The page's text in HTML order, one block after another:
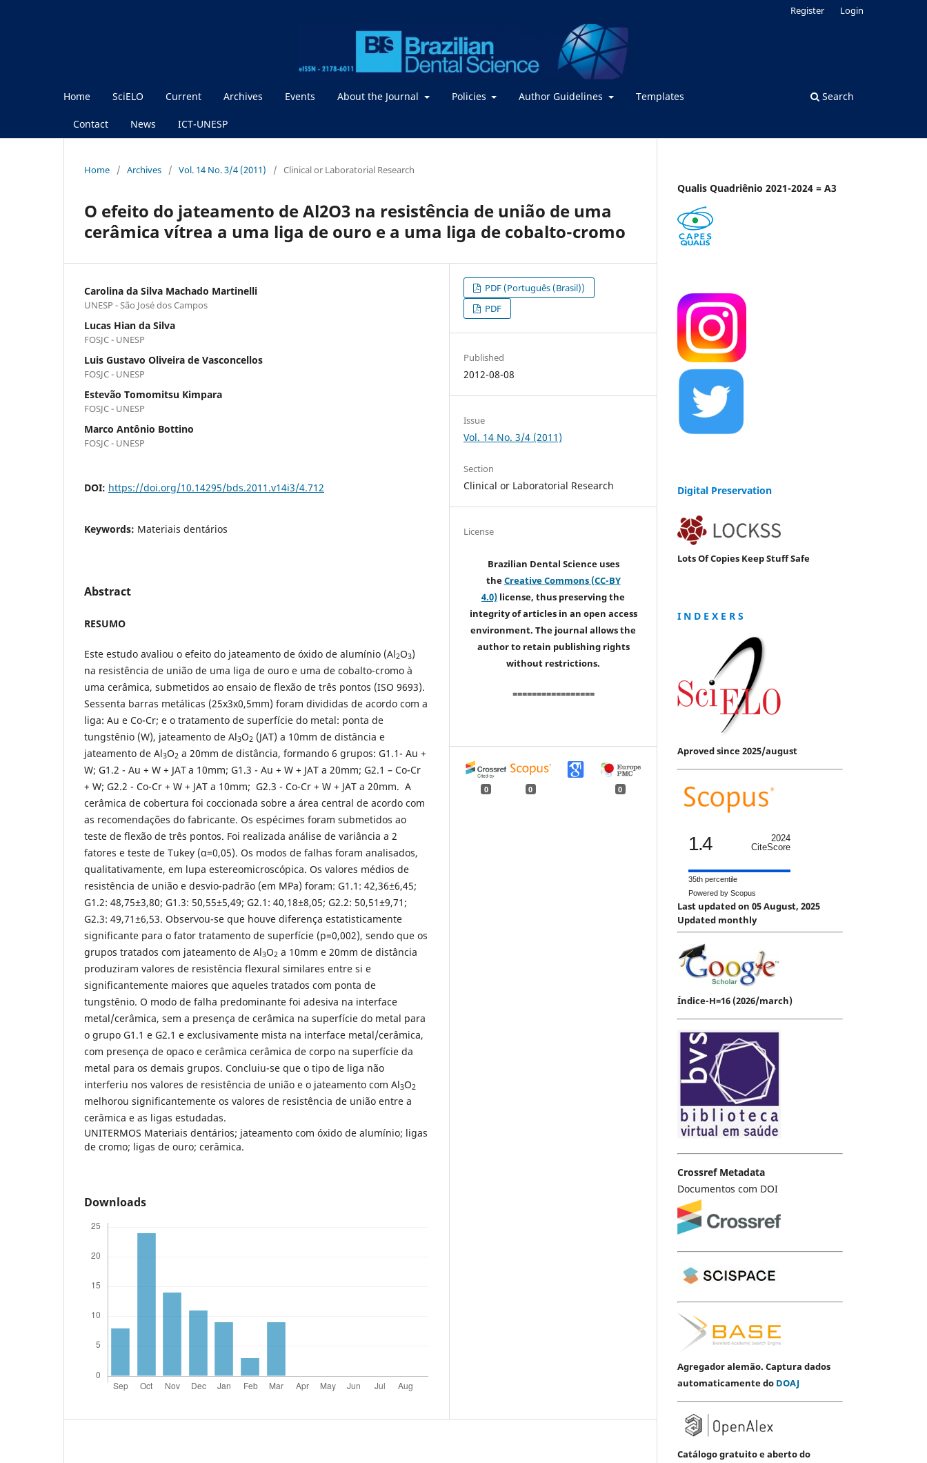
Home SciELO Current Archives Events About the Journal Policies Author Guidelines Templates
Contact News ICT-UNESP
Search
Register Login
Home / Archives / Vol. 14 No. 3/4 (2011) / Clinical or Laboratorial Research
O efeito do jateamento de Al2O3 na resistência de união de uma
cerâmica vítrea a uma liga de ouro e a uma liga de cobalto-cromo
Carolina da Silva Machado Martinelli
UNESP - São José dos Campos
Lucas Hian da Silva
FOSJC - UNESP
Luis Gustavo Oliveira de Vasconcellos
FOSJC - UNESP
Estevão Tomomitsu Kimpara
FOSJC - UNESP
Marco Antônio Bottino
FOSJC - UNESP
DOI: https://doi.org/10.14295/bds.2011.v14i3/4.712
Keywords: Materiais dentários
Abstract
RESUMO
Este estudo avaliou o efeito do jateamento de óxido de alumínio (Al2O3)
na resistência de união de uma liga de ouro e uma de cobalto-cromo à
uma cerâmica, submetidos ao ensaio de flexão de três pontos (ISO 9693).
Sessenta barras metálicas (25x3x0,5mm) foram divididas de acordo com a
liga: Au e Co-Cr; e o tratamento de superfície do metal: ponta de
tungstênio (W), jateamento de Al3O2 (JAT) a 10mm de distância e
jateamento de Al3O2 a 20mm de distância, formando 6 grupos: G1.1- Au +
W; G1.2 - Au + W + JATa 10mm; G1.3 - Au + W + JAT a 20mm; G2.1 – Co-Cr
+ W; G2.2 - Co-Cr + W + JAT a 10mm; G2.3 - Co-Cr + W + JAT a 20mm. A
cerâmica de cobertura foi coccionada sobre a área central de acordo com
as recomendações do fabricante. Os espécimes foram submetidos ao
teste de flexão de três pontos. Foi realizada análise de variância a 2
fatores e teste de Tukey (α=0,05). Os modos de falhas foram analisados,
qualitativamente, em lupa estereomicroscópica. Os valores médios de
resistência de união e desvio-padrão (em MPa) foram: G1.1: 42,36±6,45;
G1.2: 48,75±3,80; G1.3: 50,55±5,49; G2.1: 40,18±8,05; G2.2: 50,51±9,71;
G2.3: 49,71±6,53. Observou-se que houve diferença estatisticamente
significante para o fator tratamento de superfície (p=0,002), sendo que os
grupos tratados com jateamento de Al3O2 a 10mm e 20mm de distância
produziram valores de resistência flexural similares entre si e
significantemente maiores que aqueles tratados com ponta de
tungstênio. O modo de falha predominante foi adesiva na interface
metal/cerâmica, sem a presença de cerâmica na superfície do metal para
o grupo G1.1 e G2.1 e exclusivamente mista na interface metal/cerâmica,
com presença de opaco e cerâmica cerâmica de corpo na superfície da
metal para os demais grupos. Concluiu-se que o tipo de liga não
interferiu nos valores de resistência de união e o jateamento com Al3O2
melhorou significantemente os valores de resistência de união entre a
cerâmica e as ligas estudadas.
UNITERMOS Materiais dentários; jateamento com óxido de alumínio; ligas
de cromo; ligas de ouro; cerâmica.
Downloads
PDF (Português (Brasil))
PDF
Published
2012-08-08
Issue
Vol. 14 No. 3/4 (2011)
Section
Clinical or Laboratorial Research
License
Brazilian Dental Science uses
theCreative Commons (CC-BY
4.0) license, thus preserving the
integrity of articles in an open access
environment. The journal allows the
author to retain publishing rights
without restrictions.
=================
0 0 0
Qualis Quadriênio 2021-2024 = A3
Digital Preservation
Lots Of Copies Keep Stuff Safe
I N D E X E R S
Aproved since 2025/august
1.4
2024
CiteScore
35th percentile
Powered by Scopus
Last updated on 05 August, 2025
Updated monthly
Índice-H=16 (2026/march)
Crossref Metadata
Documentos com DOI
Agregador alemão. Captura dados
automaticamente do DOAJ
Catálogo gratuito e aberto do